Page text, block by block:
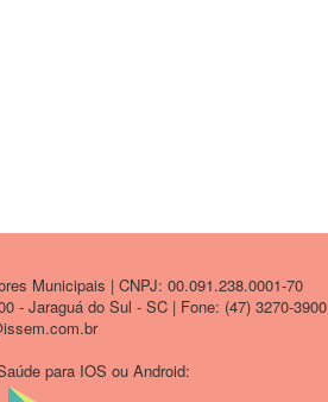
Municipais | CNPJ: 00.091.238.0001-70
- Jaraguá do Sul - SC | Fone: (47) 3270-3900
para IOS ou Android: